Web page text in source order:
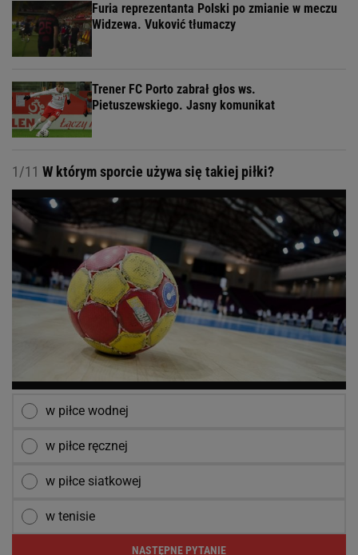
Furia reprezentanta Polski po zmianie w meczu
Widzewa. Vuković tłumaczy
Trener FC Porto zabrał głos ws.
Pietuszewskiego. Jasny komunikat
1/11 W którym sporcie używa się takiej piłki?
w piłce wodnej
w piłce ręcznej
w piłce siatkowej
w tenisie
NASTĘPNE PYTANIE